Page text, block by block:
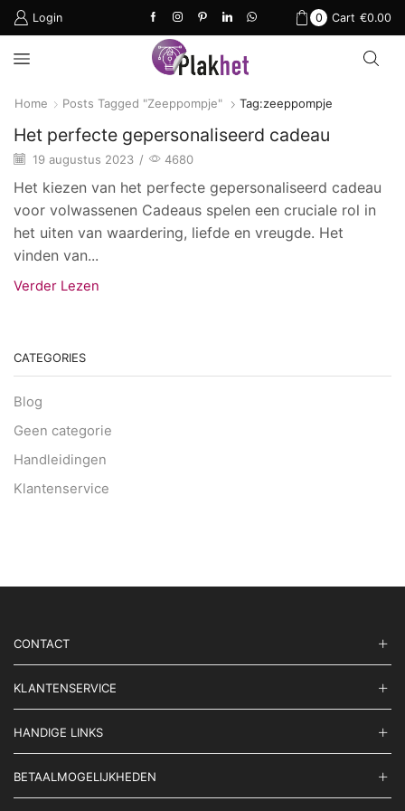
Login 0 Cart €0.00
Home Posts Tagged "zeeppompje" Tag:zeeppompje
Het perfecte gepersonaliseerd cadeau
19 augustus 2023 / 4680
Het kiezen van het perfecte gepersonaliseerd cadeau
voor volwassenen Cadeaus spelen een cruciale rol in
het uiten van waardering, liefde en vreugde. Het
vinden van...
Verder Lezen
CATEGORIES
Blog
Geen categorie
Handleidingen
Klantenservice
CONTACT
KLANTENSERVICE
HANDIGE LINKS
BETAALMOGELIJKHEDEN